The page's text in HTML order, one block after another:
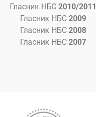
Гласник НБС 2010/2011
Гласник НБС 2009
Гласник НБС 2008
Гласник НБС 2007